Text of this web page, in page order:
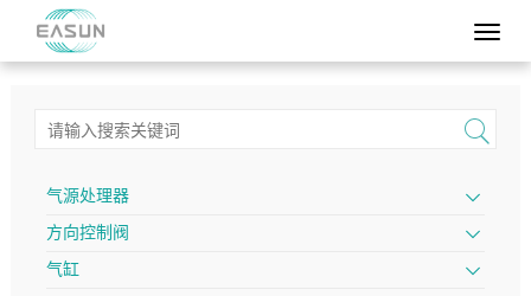
气源处理器
方向控制阀
气缸